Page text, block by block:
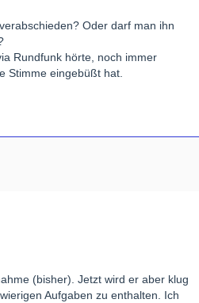
Oder darf man ihn
Rundfunk hörte, noch immer
Stimme eingebüßt hat.
(bisher). Jetzt wird er aber klug
Aufgaben zu enthalten. Ich